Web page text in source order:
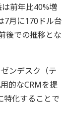
前年比40%増
7月に170ドル台
後での推移とな
ンデスク（テ
的なCRMを提
特化することで